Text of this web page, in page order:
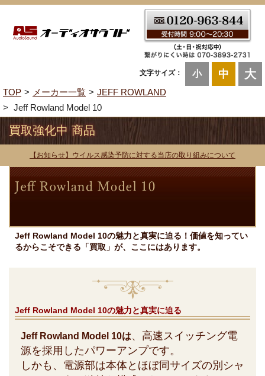
文字サイズ： 小 中 大
TOP メーカー一覧
JEFF ROWLAND
Jeff Rowland Model 10
買取強化中 商品
【お知らせ】ウイルス感染予防に対する当店の取り組みについて
Jeff Rowland Model 10の魅力と真実に迫る！価値を知ってい
るからこそできる「買取」が、ここにはあります。
Jeff Rowland Model 10の魅力と真実に迫る
Jeff Rowland Model 10は、高速スイッチング電
源を採用したパワーアンプです。
しかも、電源部は本体とほぼ同サイズの別シャ